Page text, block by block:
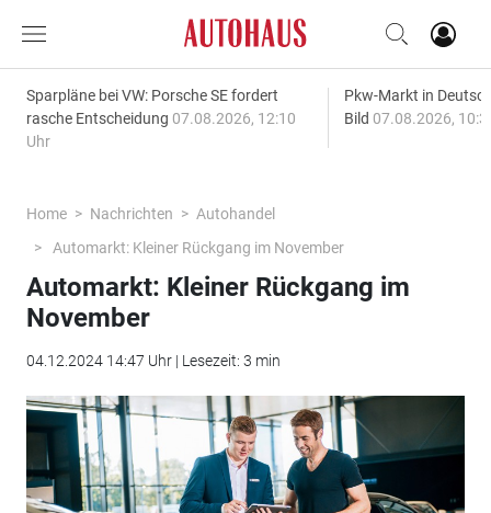
Sparpläne bei VW: Porsche SE fordert
rasche Entscheidung 07.08.2026, 12:10
Uhr
Pkw-Markt in
Bild 07.08.2026,
Home Nachrichten
Autohandel
Automarkt: Kleiner Rückgang im November
Automarkt: Kleiner Rückgang im
November
04.12.2024 14:47 Uhr | Lesezeit: 3 min